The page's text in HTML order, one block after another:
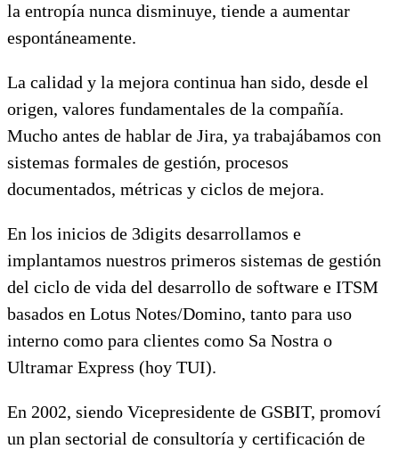
la entropía nunca disminuye, tiende a aumentar
espontáneamente.
La calidad y la mejora continua han sido, desde el
origen, valores fundamentales de la compañía.
Mucho antes de hablar de Jira, ya trabajábamos con
sistemas formales de gestión, procesos
documentados, métricas y ciclos de mejora.
En los inicios de 3digits desarrollamos e
implantamos nuestros primeros sistemas de gestión
del ciclo de vida del desarrollo de software e ITSM
basados en Lotus Notes/Domino, tanto para uso
interno como para clientes como Sa Nostra o
Ultramar Express (hoy TUI).
En 2002, siendo Vicepresidente de GSBIT, promoví
un plan sectorial de consultoría y certificación de